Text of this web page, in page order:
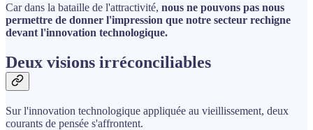
Car dans la bataille de l'attractivité, nous ne pouvons pas nous
permettre de donner l'impression que notre secteur rechigne
devant l'innovation technologique.
Deux visions irréconciliables
Sur l'innovation technologique appliquée au vieillissement, deux
courants de pensée s'affrontent.